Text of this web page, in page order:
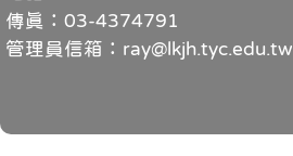
傳真：03-4374791
管理員信箱：ray@lkjh.tyc.edu.tw